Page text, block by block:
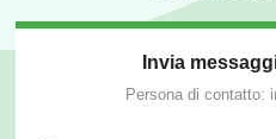
Invia
Persona di contatto: